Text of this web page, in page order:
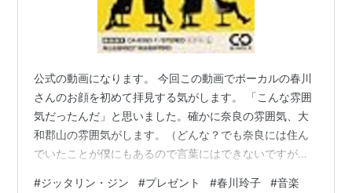
公式の動画になります。 今回この動画でボーカルの春川
さんのお顔を初めて拝見する気がします。 「こんな雰囲
気だったんだ」と思いました。確かに奈良の雰囲気、大
和郡山の雰囲気がします。（どんな？でも奈良には住ん
でいたことが僕にもあるので言葉にはできないですが感
#ジッタリン・ジン #プレゼント #春川玲子 #音楽